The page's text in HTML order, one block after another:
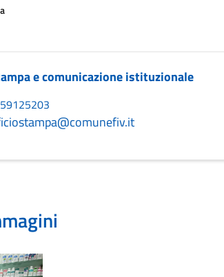
e comunicazione istituzionale